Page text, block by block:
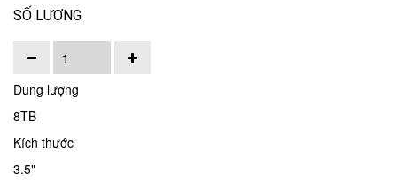
SỐ LƯỢNG
Dung lượng
8TB
Kích thước
3.5"